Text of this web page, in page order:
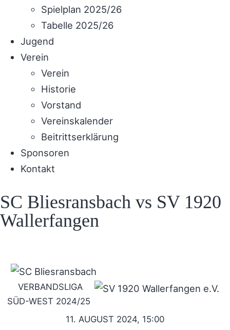
Spielplan 2025/26
Tabelle 2025/26
Jugend
Verein
Verein
Historie
Vorstand
Vereinskalender
Beitrittserklärung
Sponsoren
Kontakt
SC Bliesransbach vs SV 1920
Wallerfangen
VERBANDSLIGA
SÜD-WEST 2024/25
11. AUGUST 2024, 15:00